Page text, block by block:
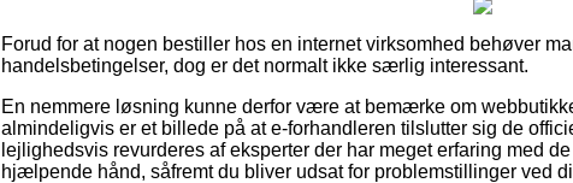
Forud for at nogen bestiller hos en internet virksomhed behøver
handelsbetingelser, dog er det normalt ikke særlig interessant.
En nemmere løsning kunne derfor være at bemærke om
almindeligvis er et billede på at e-forhandleren tilslutter sig de
lejlighedsvis revurderes af eksperter der har meget erfaring med
hjælpende hånd, såfremt du bliver udsat for problemstillinger ved